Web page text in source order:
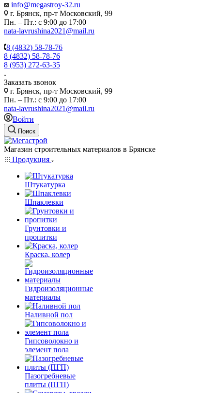
info@megastroy-32.ru
г. Брянск, пр-т Московский, 99
Пн. – Пт.: с 9:00 до 17:00
nata-lavrushina2021@mail.ru
8 (4832) 58-78-76
8 (4832) 58-78-76
8 (953) 272-63-35
Заказать звонок
г. Брянск, пр-т Московский, 99
Пн. – Пт.: с 9:00 до 17:00
nata-lavrushina2021@mail.ru
Войти
Поиск
Магазин строительных материалов в Брянске
Продукция
Штукатурка
Шпаклевки
Грунтовки и
пропитки
Краска, колер
Гидроизоляционные
материалы
Наливной пол
Гипсоволокно и
элемент пола
Пазогребневые
плиты (ПГП)